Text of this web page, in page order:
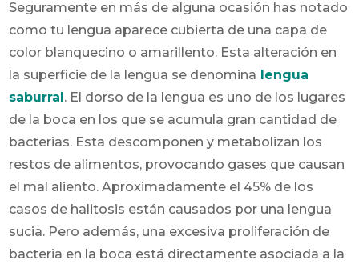
Seguramente en más de alguna ocasión has notado
como tu lengua aparece cubierta de una capa de
color blanquecino o amarillento. Esta alteración en
la superficie de la lengua se denomina lengua
saburral. El dorso de la lengua es uno de los lugares
de la boca en los que se acumula gran cantidad de
bacterias. Esta descomponen y metabolizan los
restos de alimentos, provocando gases que causan
el mal aliento. Aproximadamente el 45% de los
casos de halitosis están causados por una lengua
sucia. Pero además, una excesiva proliferación de
bacteria en la boca está directamente asociada a la